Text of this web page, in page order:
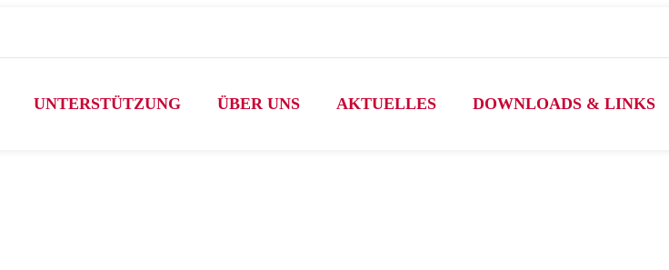
UNTERSTÜTZUNG ÜBER UNS AKTUELLES DOWNLOADS & LINKS